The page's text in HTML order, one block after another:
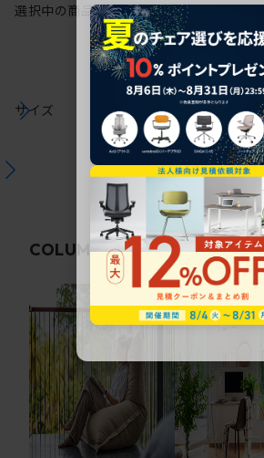
選択中の商品情報保証注意事項
サイズ
COLUMN関連コラム